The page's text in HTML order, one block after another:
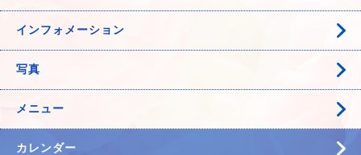
インフォメーション
写真
メニュー
カレンダー